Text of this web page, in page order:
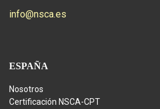
info@nsca.es
ESPAÑA
Nosotros
Certificación NSCA-CPT